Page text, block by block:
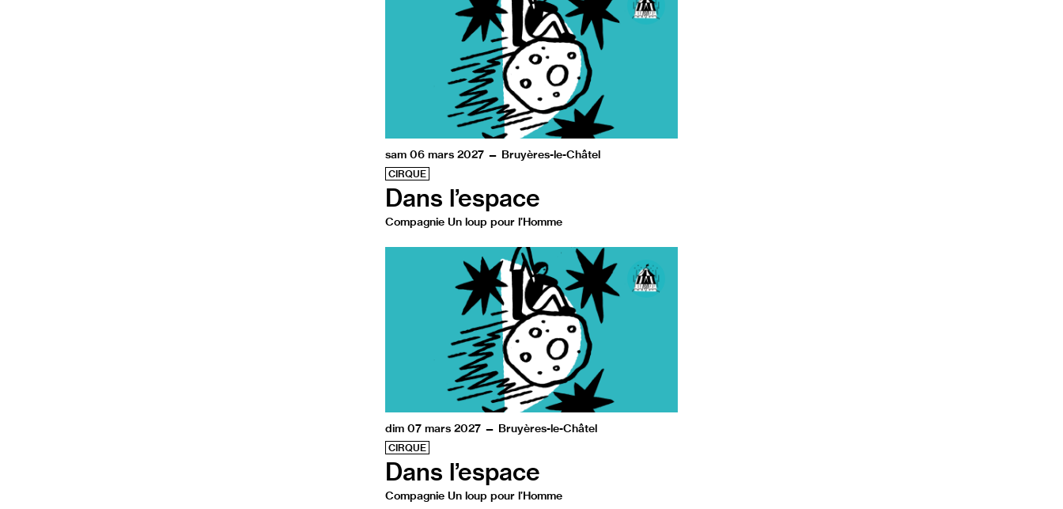
sam 06 mars 2027 — Bruyères-le-Châtel
CIRQUE
Dans l’espace
Compagnie Un loup pour l’Homme
dim 07 mars 2027 — Bruyères-le-Châtel
CIRQUE
Dans l’espace
Compagnie Un loup pour l’Homme